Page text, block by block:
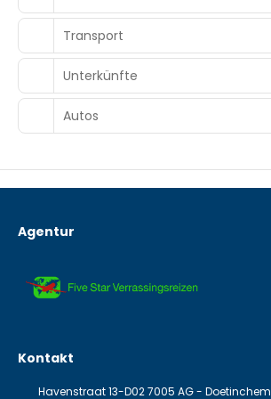
Transport
Unterkünfte
Autos
Agentur
Kontakt
Havenstraat 13-D02 7005 AG - Doetinchem